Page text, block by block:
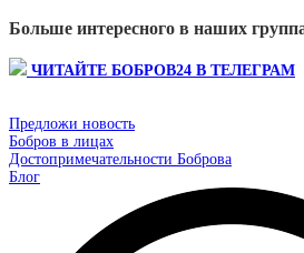
Больше интересного в наших
ЧИТАЙТЕ БОБРОВ24 В ТЕЛЕГРАМ
Предложи новость
Бобров в лицах
Достопримечательности Боброва
Блог